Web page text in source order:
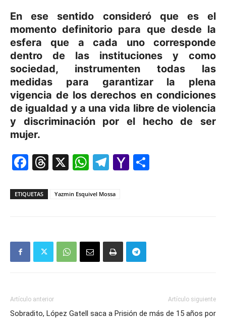
En ese sentido consideró que es el
momento definitorio para que desde la
esfera que a cada uno corresponde
dentro de las instituciones y como
sociedad, instrumenten todas las
medidas para garantizar la plena
vigencia de los derechos en condiciones
de igualdad y a una vida libre de violencia
y discriminación por el hecho de ser
mujer.
Facebook
Threads
X WhatsApp
Telegram
Yahoo
ETIQUETAS Yazmin Esquivel Mossa
Artículo anterior
Sobradito, López Gatell saca a
Artículo siguiente
Prisión de más de 15 años por